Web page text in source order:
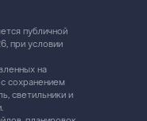
публичной
при условии
на
сохранением
светильники и